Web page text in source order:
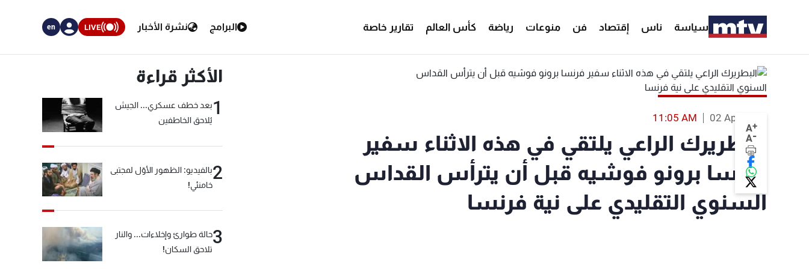
سياسة ناس إقتصاد فن منوعات رياضة كأس العالم تقارير خاصة البرامج نشرة الأخبار LIVE
en
A+
A-
02 Apr 2018
11:05 AM
البطريرك الراعي يلتقي في هذه الاثناء سفير
فرنسا برونو فوشيه قبل أن يترأس القداس
السنوي التقليدي على نية فرنسا
الأكثر قراءة
1بعد خطف عسكري... الجيش
يُلاحق الخاطفين
2بالفيديو: الظهور الأوّل لمجتبى
خامنئي!
3حالة طوارئ وإخلاءات... والنار
تلاحق السكان!